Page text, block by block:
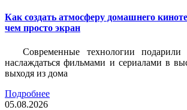
Как создать атмосферу домашнего
чем просто экран
Современные технологии подарили
наслаждаться фильмами и сериалами в
выходя из дома
Подробнее
05.08.2026